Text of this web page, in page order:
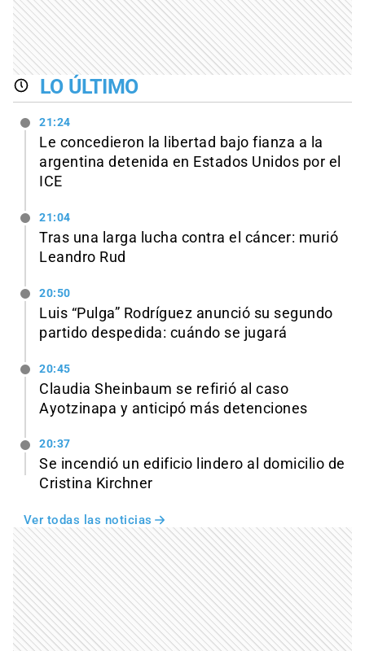
LO ÚLTIMO
21:24
Le concedieron la libertad bajo fianza a la
argentina detenida en Estados Unidos por el
ICE
21:04
Tras una larga lucha contra el cáncer: murió
Leandro Rud
20:50
Luis “Pulga” Rodríguez anunció su segundo
partido despedida: cuándo se jugará
20:45
Claudia Sheinbaum se refirió al caso
Ayotzinapa y anticipó más detenciones
20:37
Se incendió un edificio lindero al domicilio de
Cristina Kirchner
Ver todas las noticias